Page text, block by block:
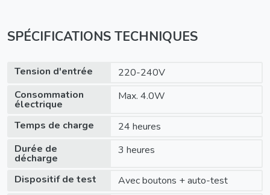
SPÉCIFICATIONS TECHNIQUES
Tension d'entrée
220-240V
Consommation
électrique
Max. 4.0W
Temps de charge
24 heures
Durée de
décharge
3 heures
Dispositif de test
Avec boutons + auto-test